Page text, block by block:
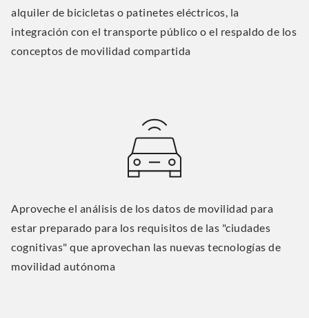
alquiler de bicicletas o patinetes eléctricos, la
integración con el transporte público o el respaldo de los
conceptos de movilidad compartida
Aproveche el análisis de los datos de movilidad para
estar preparado para los requisitos de las "ciudades
cognitivas" que aprovechan las nuevas tecnologías de
movilidad autónoma